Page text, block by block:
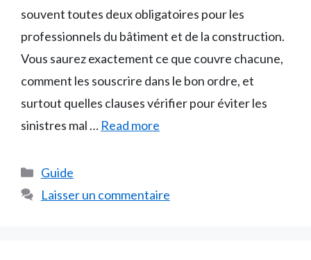
souvent toutes deux obligatoires pour les
professionnels du bâtiment et de la construction.
Vous saurez exactement ce que couvre chacune,
comment les souscrire dans le bon ordre, et
surtout quelles clauses vérifier pour éviter les
sinistres mal … Read more
Catégories
Guide
Laisser un commentaire